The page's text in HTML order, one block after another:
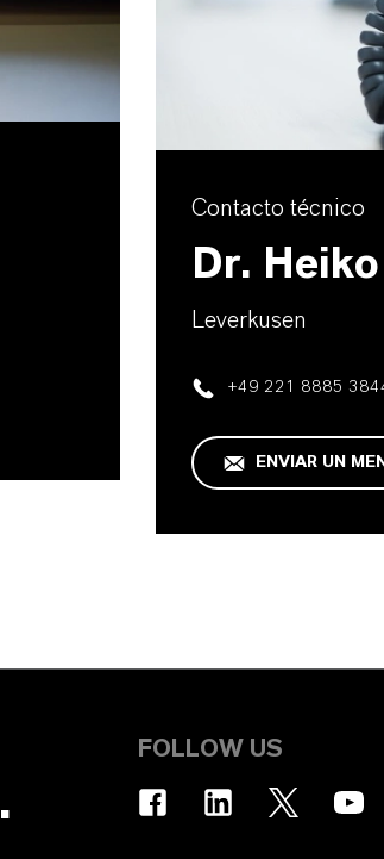
Contacto técnico
Dr.
Leverkusen
+49 221 8885
ENVIAR UN
.
FOLLOW US